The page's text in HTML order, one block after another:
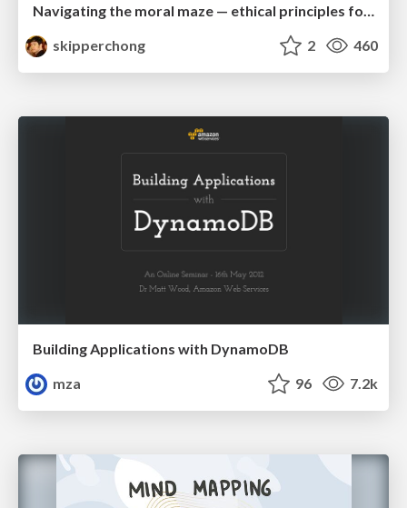
Navigating the moral maze — ethical principles for Al-driven product design
skipperchong
2 460
Building Applications with DynamoDB
mza
96 7.2k